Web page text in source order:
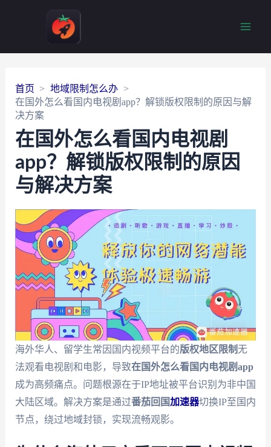
首页
地域限制怎么办
在国外怎么看国内电视剧app？解锁版权限制的原因与解
决方案
在国外怎么看国内电视剧
app？解锁版权限制的原因
与解决方案
海外华人、留学生常因国内视频平台的版权地区限制无
法观看电视剧和电影，导致在国外怎么看国内电视剧app
成为高频痛点。问题根源在于IP地址被平台识别为非中国
大陆区域。解决方案是通过番茄回国加速器切换IP至国内
节点，绕过地域封锁，实现流畅观影。